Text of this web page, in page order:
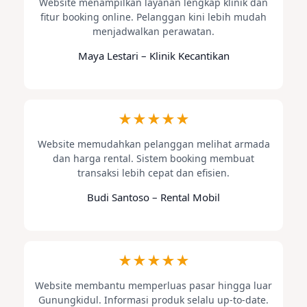
fitur booking online. Pelanggan kini lebih mudah
menjadwalkan perawatan.
Maya Lestari – Klinik Kecantikan
★★★★★
Website memudahkan pelanggan melihat armada
dan harga rental. Sistem booking membuat
transaksi lebih cepat dan efisien.
Budi Santoso – Rental Mobil
★★★★★
Website membantu memperluas pasar hingga luar
Gunungkidul. Informasi produk selalu up-to-date.